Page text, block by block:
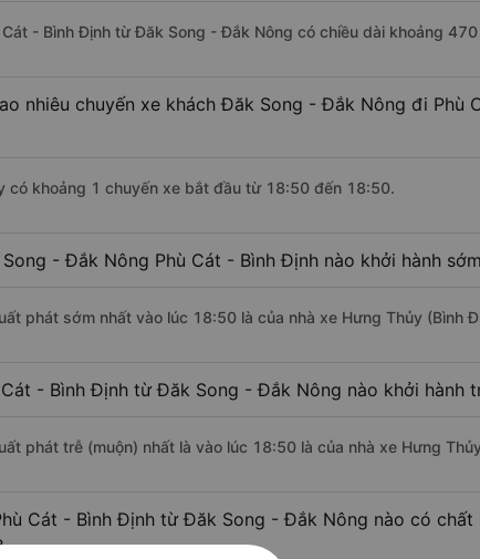
- Bình Định từ Đăk Song - Đắk Nông có chiều dài khoảng 470
nhiêu chuyến xe khách Đăk Song - Đắk Nông đi Phù
có khoảng 1 chuyến xe bắt đầu từ 18:50 đến 18:50.
- Đắk Nông Phù Cát - Bình Định nào khởi hành
phát sớm nhất vào lúc 18:50 là của nhà xe Hưng Thủy (Bình
- Bình Định từ Đăk Song - Đắk Nông nào khởi hành
phát trễ (muộn) nhất là vào lúc 18:50 là của nhà xe Hưng
Cát - Bình Định từ Đăk Song - Đắk Nông nào có